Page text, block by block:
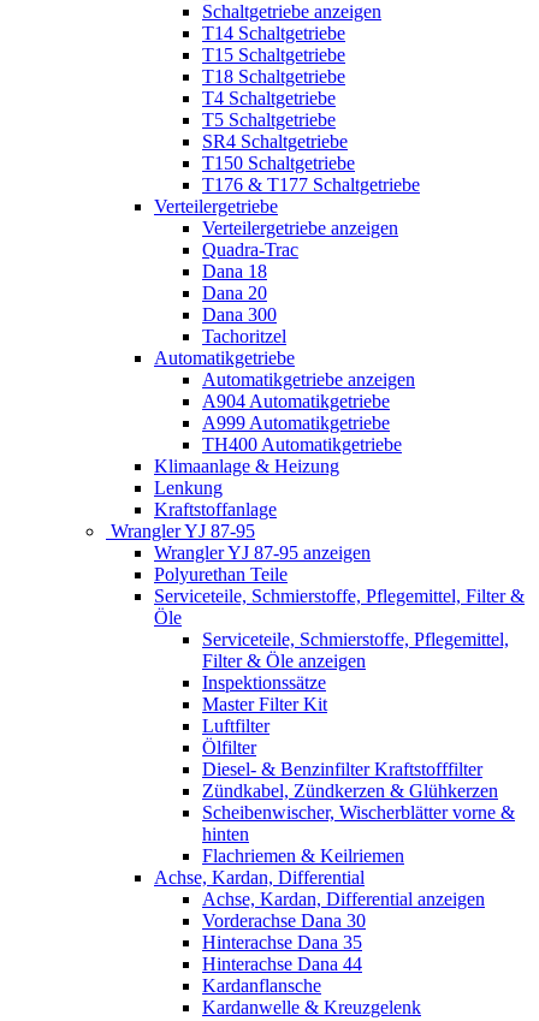
Schaltgetriebe anzeigen
T14 Schaltgetriebe
T15 Schaltgetriebe
T18 Schaltgetriebe
T4 Schaltgetriebe
T5 Schaltgetriebe
SR4 Schaltgetriebe
T150 Schaltgetriebe
T176 & T177 Schaltgetriebe
Verteilergetriebe
Verteilergetriebe anzeigen
Quadra-Trac
Dana 18
Dana 20
Dana 300
Tachoritzel
Automatikgetriebe
Automatikgetriebe anzeigen
A904 Automatikgetriebe
A999 Automatikgetriebe
TH400 Automatikgetriebe
Klimaanlage & Heizung
Lenkung
Kraftstoffanlage
Wrangler YJ 87-95
Wrangler YJ 87-95 anzeigen
Polyurethan Teile
Serviceteile, Schmierstoffe, Pflegemittel, Filter &
Öle
Serviceteile, Schmierstoffe, Pflegemittel,
Filter & Öle anzeigen
Inspektionssätze
Master Filter Kit
Luftfilter
Ölfilter
Diesel- & Benzinfilter Kraftstofffilter
Zündkabel, Zündkerzen & Glühkerzen
Scheibenwischer, Wischerblätter vorne &
hinten
Flachriemen & Keilriemen
Achse, Kardan, Differential
Achse, Kardan, Differential anzeigen
Vorderachse Dana 30
Hinterachse Dana 35
Hinterachse Dana 44
Kardanflansche
Kardanwelle & Kreuzgelenk